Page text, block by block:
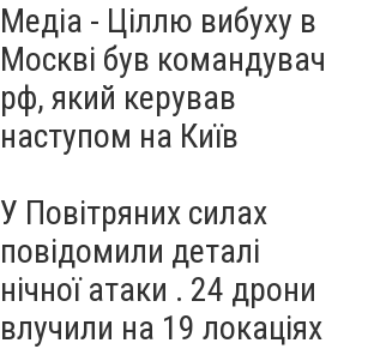
Медіа - Ціллю вибуху в
Москві був командувач
рф, який керував
наступом на Київ
У Повітряних силах
повідомили деталі
нічної атаки . 24 дрони
влучили на 19 локаціях